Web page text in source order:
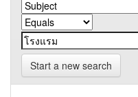
Start a new search